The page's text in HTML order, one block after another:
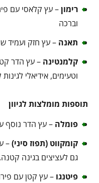
רימון– עץ קלאסי עם
וברכה
תאנה – עץ חזק ועמיד
קלמנטינה– עץ הדר
וטעימים, אידיאלי
תוספות מומלצות לגיוון
פומלה – עץ הדר נוסף
קומקווט (תפוז סיני)–
גם לעציצים בגינה קטנה.
פיטנגו – עץ קטן עם